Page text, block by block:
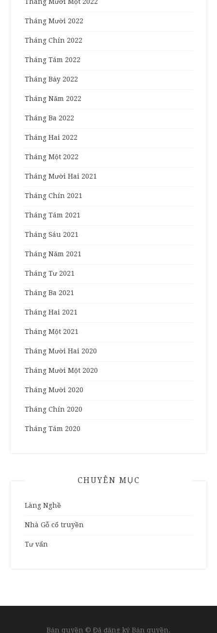
Tháng Mười 2022
Tháng Chín 2022
Tháng Tám 2022
Tháng Bảy 2022
Tháng Năm 2022
Tháng Ba 2022
Tháng Hai 2022
Tháng Một 2022
Tháng Mười Hai 2021
Tháng Chín 2021
Tháng Tám 2021
Tháng Sáu 2021
Tháng Năm 2021
Tháng Tư 2021
Tháng Ba 2021
Tháng Hai 2021
Tháng Một 2021
Tháng Mười Hai 2020
Tháng Mười Một 2020
Tháng Mười 2020
Tháng Chín 2020
Tháng Tám 2020
CHUYÊN MỤC
Làng Nghề
Nhà Gỗ cổ truyền
Tư vấn
Bản quyền © Đã đăng ký Bản quyền.